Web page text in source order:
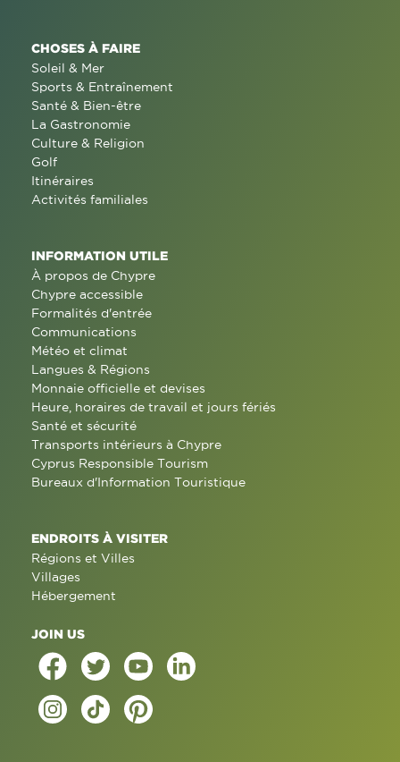
CHOSES À FAIRE
Soleil & Mer
Sports & Entraînement
Santé & Bien-être
La Gastronomie
Culture & Religion
Golf
Itinéraires
Activités familiales
INFORMATION UTILE
À propos de Chypre
Chypre accessible
Formalités d'entrée
Communications
Météo et climat
Langues & Régions
Monnaie officielle et devises
Heure, horaires de travail et jours fériés
Santé et sécurité
Transports intérieurs à Chypre
Cyprus Responsible Tourism
Bureaux d'Information Touristique
ENDROITS À VISITER
Régions et Villes
Villages
Hébergement
JOIN US